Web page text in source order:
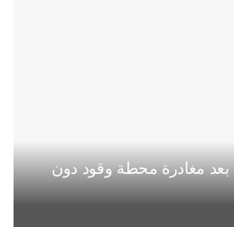
مغادرة محطة وقود دون